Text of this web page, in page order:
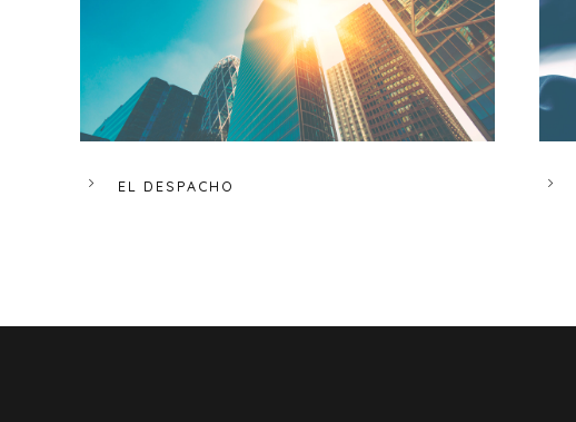
EL DESPACHO